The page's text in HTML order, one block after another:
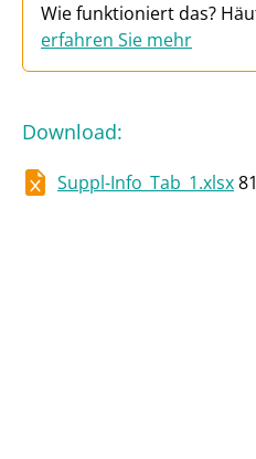
Wie funktioniert das?
erfahren Sie mehr
Download:
Suppl-Info_Tab_1.xlsx